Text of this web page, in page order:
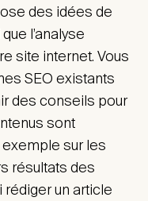
des idées de
l’analyse
site internet. Vous
SEO existants
des conseils pour
sont
sur les
résultats des
un article